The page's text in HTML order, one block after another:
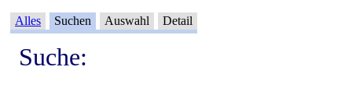
Alles Suchen Auswahl Detail
Suche: